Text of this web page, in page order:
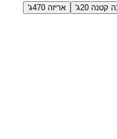
קטנה 20ג' אריזה 470ג'